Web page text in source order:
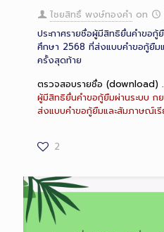
ไชยสิทธิ์ พงษ์ทองคำ on
ประกาศรายชื่อผู้มีสิทธิยื่นคำขอกู้
ศึกษา 2568 ที่ส่งแบบคำขอกู้ยืม
ครั้งสุดท้าย
ตรวจสอบรายชื่อ (download)
ผู้มีสิทธิยื่นคำขอกู้ยืมผ่านระบบ ก
ส่งแบบคำขอกู้ยืมและสัมภาษณ์เ
2